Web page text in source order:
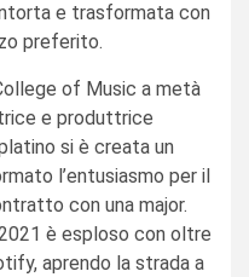
e trasformata con
preferito.
of Music a metà
e produttrice
si è creata un
l’entusiasmo per il
con una major.
è esploso con oltre
aprendo la strada a